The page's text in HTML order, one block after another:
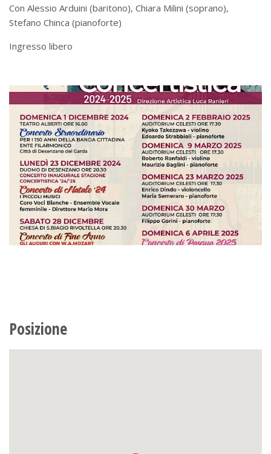
Con Alessio Arduini (baritono), Chiara Milini (soprano),
Stefano Chinca (pianoforte)
Ingresso libero
Posizione